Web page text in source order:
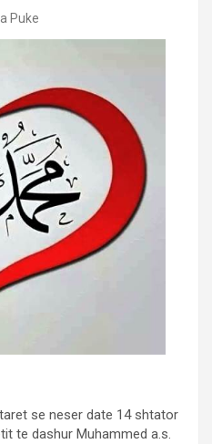
Puke
se neser date 14 shtator
te dashur Muhammed a.s.